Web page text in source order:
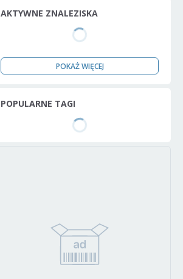
AKTYWNE ZNALEZISKA
POKAŻ WIĘCEJ
POPULARNE TAGI